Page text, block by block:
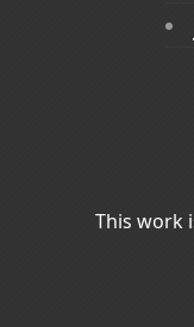
This work